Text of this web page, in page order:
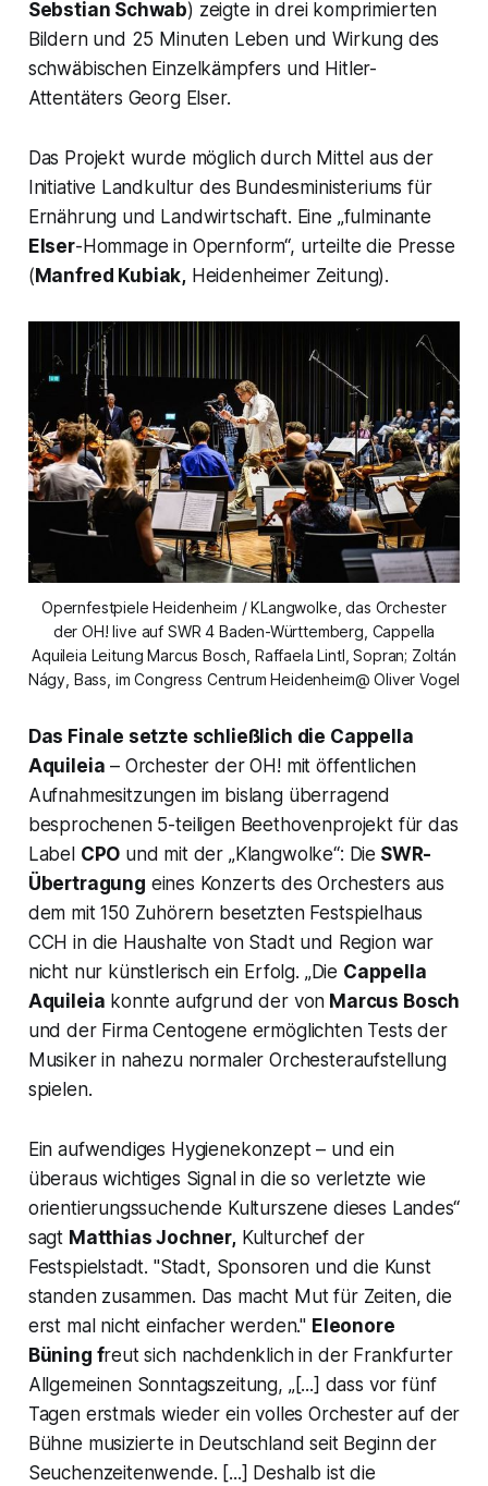
Sebstian Schwab) zeigte in drei komprimierten
Bildern und 25 Minuten Leben und Wirkung des
schwäbischen Einzelkämpfers und Hitler-
Attentäters Georg Elser.
Das Projekt wurde möglich durch Mittel aus der
Initiative Landkultur des Bundesministeriums für
Ernährung und Landwirtschaft. Eine „fulminante
Elser-Hommage in Opernform“, urteilte die Presse
(Manfred Kubiak, Heidenheimer Zeitung).
Opernfestpiele Heidenheim / KLangwolke, das Orchester
der OH! live auf SWR 4 Baden-Württemberg, Cappella
Aquileia Leitung Marcus Bosch, Raffaela Lintl, Sopran; Zoltán
Nágy, Bass, im Congress Centrum Heidenheim@ Oliver Vogel
Das Finale setzte schließlich die Cappella
Aquileia – Orchester der OH! mit öffentlichen
Aufnahmesitzungen im bislang überragend
besprochenen 5-teiligen Beethovenprojekt für das
Label CPO und mit der „Klangwolke“: Die SWR-
Übertragung eines Konzerts des Orchesters aus
dem mit 150 Zuhörern besetzten Festspielhaus
CCH in die Haushalte von Stadt und Region war
nicht nur künstlerisch ein Erfolg. „Die Cappella
Aquileia konnte aufgrund der von Marcus Bosch
und der Firma Centogene ermöglichten Tests der
Musiker in nahezu normaler Orchesteraufstellung
spielen.
Ein aufwendiges Hygienekonzept – und ein
überaus wichtiges Signal in die so verletzte wie
orientierungssuchende Kulturszene dieses Landes“
sagt Matthias Jochner,Kulturchef der
Festspielstadt. "Stadt, Sponsoren und die Kunst
standen zusammen. Das macht Mut für Zeiten, die
erst mal nicht einfacher werden." Eleonore
Büning freut sich nachdenklich in der Frankfurter
Allgemeinen Sonntagszeitung, „[...] dass vor fünf
Tagen erstmals wieder ein volles Orchester auf der
Bühne musizierte in Deutschland seit Beginn der
Seuchenzeitenwende. [...] Deshalb ist die